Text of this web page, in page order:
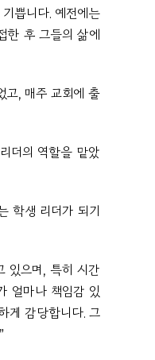
쁩니다. 예전에는
한 후 그들의 삶에
고, 매주 교회에 출
더의 역할을 맡았
학생 리더가 되기
있으며, 특히 시간
얼마나 책임감 있
게 감당합니다. 그